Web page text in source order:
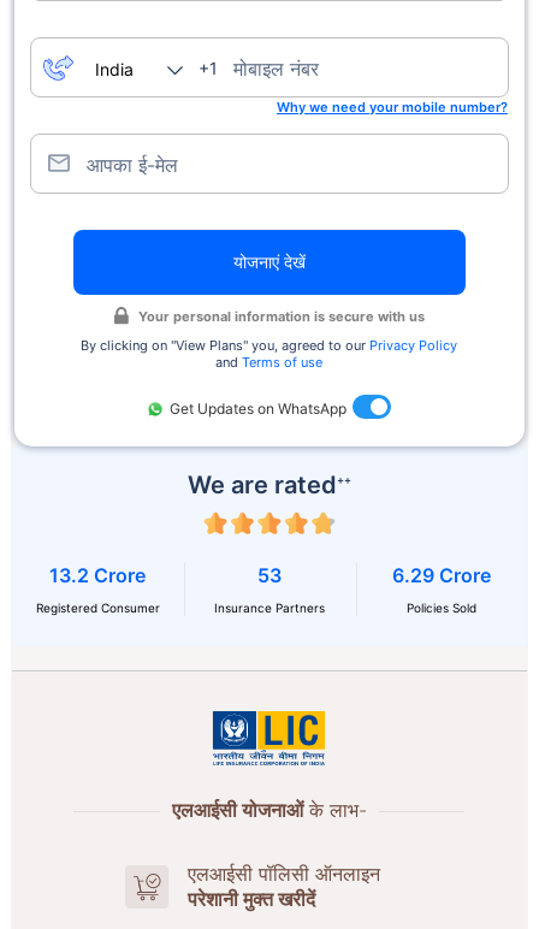
एलआईसी योजनाओंके लाभ-
एलआईसी पॉलिसी ऑनलाइन
परेशानी मुक्त खरीदें
We are rated++
13.2 Crore
Registered Consumer
53
Insurance Partners
6.29 Crore
Policies Sold
+1 मोबाइल नंबर
Why we need your mobile number?
आपका ई-मेल
योजनाएं देखें
Your personal information is secure with us
By clicking on ''View Plans'' you, agreed to our Privacy Policy
andTerms of use
Get Updates on WhatsApp